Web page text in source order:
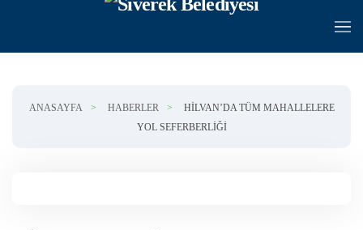
ANASAYFA HABERLER
HILVAN’DA TÜM MAHALLELERE
YOL SEFERBERLIĞI